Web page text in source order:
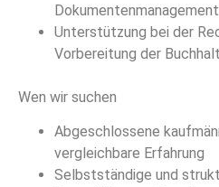
Dokumentenmanagement
Unterstützung bei der
Vorbereitung der
Wen wir suchen
Abgeschlossene
vergleichbare Erfahrung
Selbstständige und